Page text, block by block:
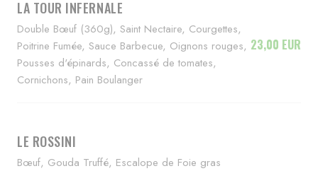
LA TOUR INFERNALE
Double Bœuf (360g), Saint Nectaire, Courgettes,
Poitrine Fumée, Sauce Barbecue, Oignons rouges,
Pousses d'épinards, Concassé de tomates,
Cornichons, Pain Boulanger
23,00 EUR
LE ROSSINI
Bœuf, Gouda Truffé, Escalope de Foie gras